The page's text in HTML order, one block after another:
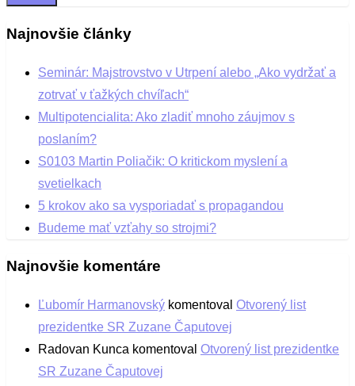
Najnovšie články
Seminár: Majstrovstvo v Utrpení alebo „Ako vydržať a
zotrvať v ťažkých chvíľach“
Multipotencialita: Ako zladiť mnoho záujmov s
poslaním?
S0103 Martin Poliačik: O kritickom myslení a
svetielkach
5 krokov ako sa vysporiadať s propagandou
Budeme mať vzťahy so strojmi?
Najnovšie komentáre
Ľubomír Harmanovský komentoval Otvorený list
prezidentke SR Zuzane Čaputovej
Radovan Kunca komentoval Otvorený list prezidentke
SR Zuzane Čaputovej